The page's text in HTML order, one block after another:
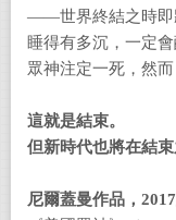
――世界終結之時即
睡得有多沉，一定
眾神注定一死，然
這就是結束。
但新時代也將在結束
尼爾蓋曼作品，